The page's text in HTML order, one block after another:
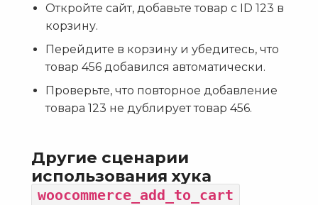
Откройте сайт, добавьте товар с ID 123 в
корзину.
Перейдите в корзину и убедитесь, что
товар 456 добавился автоматически.
Проверьте, что повторное добавление
товара 123 не дублирует товар 456.
Другие сценарии
использования хука
woocommerce_add_to_cart